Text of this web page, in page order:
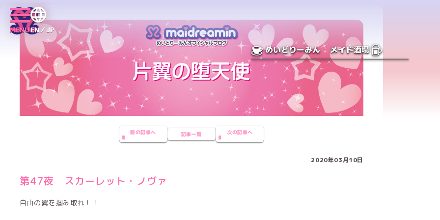
MENUEN／JP
めいどりーみん メイド酒場
前の記事へ 記事一覧 次の記事へ
2020年03月10日
第47夜 スカーレット・ノヴァ
自由の翼を掴み取れ！！